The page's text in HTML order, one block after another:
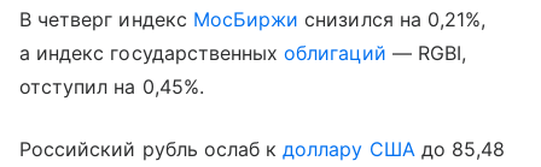
В четверг индекс МосБиржи снизился на 0,21%,
а индекс государственныхоблигаций — RGBI,
отступил на 0,45%.
Российский рубль ослаб кдоллару США до 85,48